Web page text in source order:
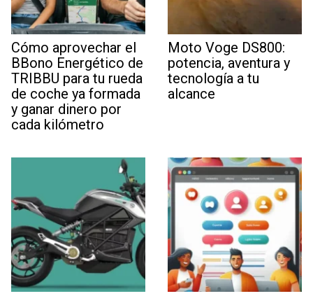
Cómo aprovechar el
BBono Energético de
TRIBBU para tu rueda
de coche ya formada
y ganar dinero por
cada kilómetro
Moto Voge DS800:
potencia, aventura y
tecnología a tu
alcance